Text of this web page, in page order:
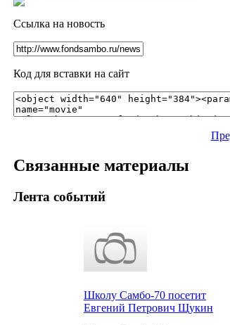
Ссылка на новость
Код для вставки на сайт
Связанные материалы
Лента событий
Школу Cамбо-70 посетит
Евгений Петрович Щукин